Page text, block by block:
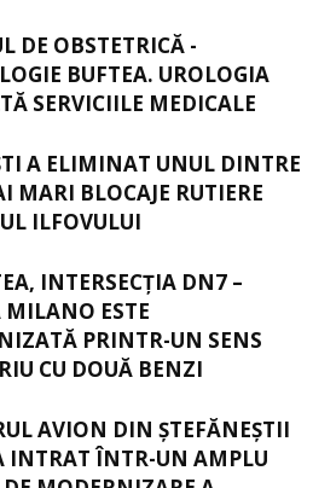
DE OBSTETRICĂ -
BUFTEA. UROLOGIA
SERVICIILE MEDICALE
A ELIMINAT UNUL DINTRE
MARI BLOCAJE RUTIERE
ILFOVULUI
INTERSECŢIA DN7 –
MILANO ESTE
PRINTR-UN SENS
CU DOUĂ BENZI
AVION DIN ŞTEFĂNEŞTII
INTRAT ÎNTR-UN AMPLU